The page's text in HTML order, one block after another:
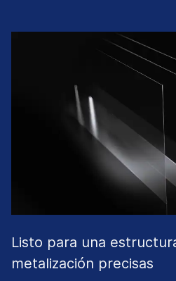
Listo para una
metalización precisas